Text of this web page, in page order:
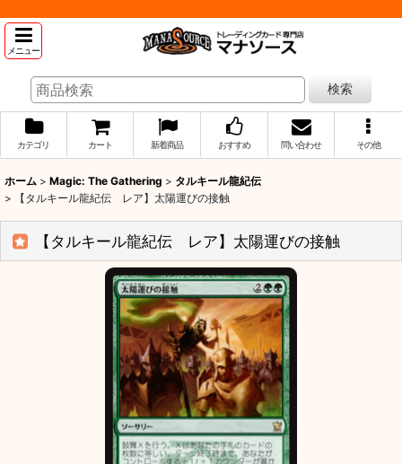
メニュー
検索
カテゴリ カート 新着商品 おすすめ 問い合わせ その他
ホーム > Magic: The Gathering > タルキール龍紀伝
>
【タルキール龍紀伝 レア】太陽運びの接触
【タルキール龍紀伝 レア】太陽運びの接触